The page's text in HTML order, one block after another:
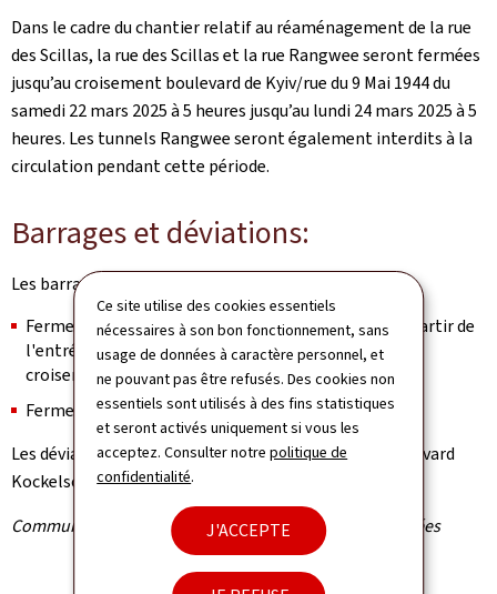
Ce site utilise des cookies essentiels
nécessaires à son bon fonctionnement, sans
usage de données à caractère personnel, et
ne pouvant pas être refusés. Des cookies non
essentiels sont utilisés à des fins statistiques
et seront activés uniquement si vous les
acceptez. Consulter notrepolitique de
confidentialité.
J'ACCEPTE
Dans le cadre du chantier relatif au réaménagement de la rue
des Scillas, la rue des Scillas et la rue Rangwee seront fermées
jusqu’au croisement boulevard de Kyiv/rue du 9 Mai 1944 du
samedi 22 mars 2025 à 5 heures jusqu’au lundi 24 mars 2025 à 5
heures. Les tunnels Rangwee seront également interdits à la
circulation pendant cette période.
Barrages et déviations:
Les barrages suivants seront mis en place:
Fermeture dans les deux sens de la rue des Scillas à partir de
l'entrée Cactus Hobbi et de la rueRangweejusqu'au
croisement boulevard de Kyiv/rue du 9 Mai 1944
Fermeture des tunnelsRangwee
Les déviations passeront par la rue Raiffeisen, le boulevard
Kockelscheuer et le Pont Buchler.
Communiqué par l'Administration des ponts et chaussées